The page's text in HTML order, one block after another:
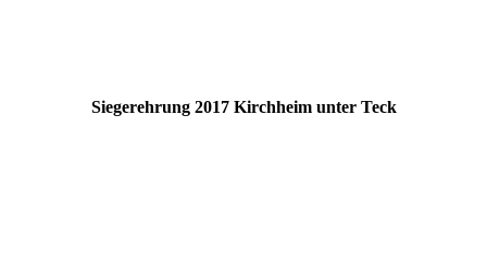
Siegerehrung 2017 Kirchheim unter Teck